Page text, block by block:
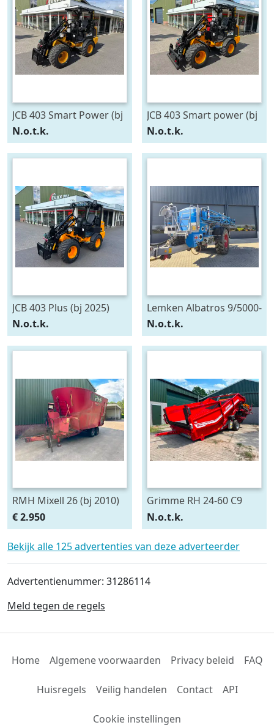
JCB 403 Smart Power (bj
2025)
N.o.t.k.
JCB 403 Smart power (bj
2025)
N.o.t.k.
JCB 403 Plus (bj 2025)
N.o.t.k.
Lemken Albatros 9/5000-
B27 (bj 2011)
N.o.t.k.
RMH Mixell 26 (bj 2010)
€ 2.950
Grimme RH 24-60 C9
DEMO (bj 2025)
N.o.t.k.
Bekijk alle 125 advertenties van deze adverteerder
Advertentienummer: 31286114
Meld tegen de regels
Home Algemene voorwaarden Privacy beleid FAQ
Huisregels Veilig handelen Contact API
Cookie instellingen